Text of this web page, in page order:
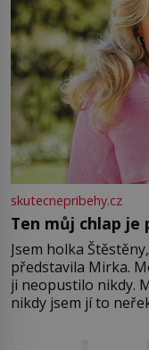
skutecnepribehy.cz
Ten můj chlap je
Jsem holka
představila Mirka.
ji neopustilo nikdy.
nikdy jsem jí to
Jsme spolu moc